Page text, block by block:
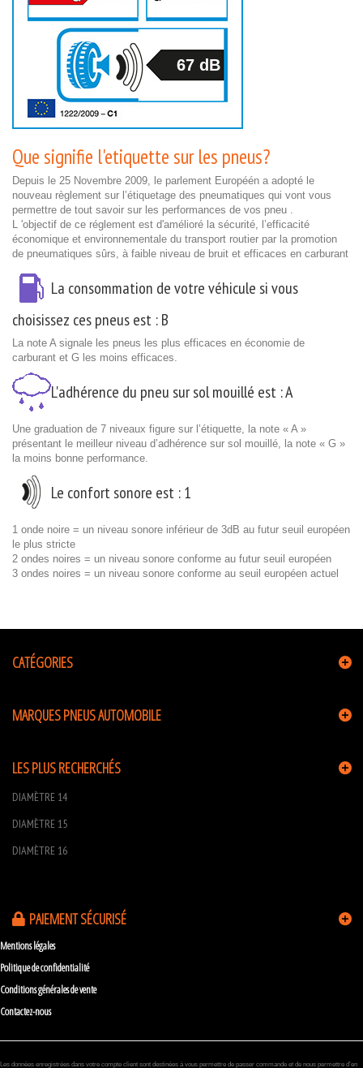
67 dB
Que signifie l'etiquette sur les pneus?
Depuis le 25 Novembre 2009, le parlement Européén a adopté le
nouveau règlement sur l’étiquetage des pneumatiques qui vont vous
permettre de tout savoir sur les performances de vos pneu .
L 'objectif de ce réglement est d'amélioré la sécurité, l’efficacité
économique et environnementale du transport routier par la promotion
de pneumatiques sûrs, à faible niveau de bruit et efficaces en carburant
La consommation de votre véhicule si vous
choisissez ces pneus est :B
La note A signale les pneus les plus efficaces en économie de
carburant et G les moins efficaces.
L'adhérence du pneu sur sol mouillé est :A
Une graduation de 7 niveaux figure sur l’étiquette, la note « A »
présentant le meilleur niveau d’adhérence sur sol mouillé, la note « G »
la moins bonne performance.
Le confort sonore est :1
1 onde noire = un niveau sonore inférieur de 3dB au futur seuil européen
le plus stricte
2 ondes noires = un niveau sonore conforme au futur seuil européen
3 ondes noires = un niveau sonore conforme au seuil européen actuel
CATÉGORIES
MARQUES PNEUS AUTOMOBILE
LES PLUS RECHERCHÉS
DIAMÈTRE 14
DIAMÈTRE 15
DIAMÈTRE 16
PAIEMENT SÉCURISÉ
Mentions légales
Politique de confidentialité
Conditions générales de vente
Contactez-nous
Les données enregistrées dans votre compte client sont destinées à vous permettre de passer commande et de nous permettre d’en